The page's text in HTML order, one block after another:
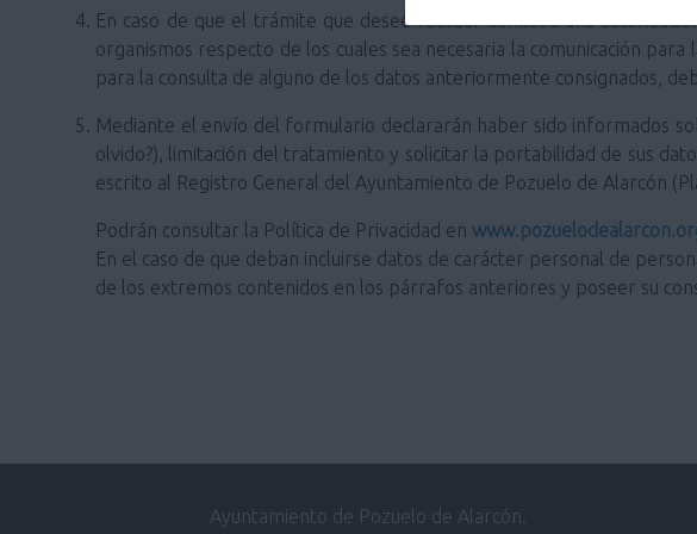
En caso de que el trámite que desee realizar conlleve una
organismos respecto de los cuales sea necesaria la comunicación
para la consulta de alguno de los datos anteriormente consignados,
Mediante el envío del formulario declararán haber sido informados
olvido?), limitación del tratamiento y solicitar la portabilidad de sus
escrito al Registro General del Ayuntamiento de Pozuelo de Alarcón
Podrán consultar la Política de Privacidad en
En el caso de que deban incluirse datos de carácter personal de
de los extremos contenidos en los párrafos anteriores y poseer su
Ayuntamiento de Pozuelo de Alarcón.